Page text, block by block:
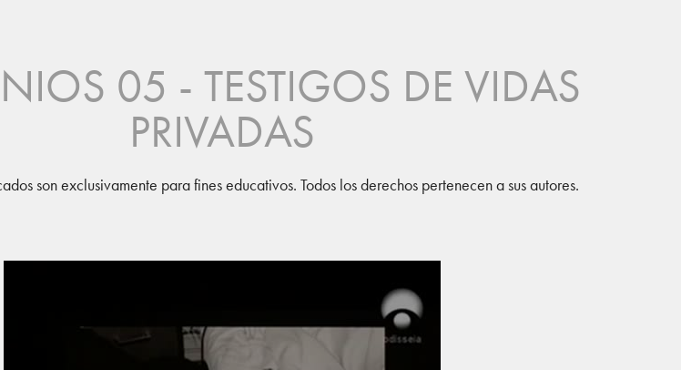
05 - TESTIGOS DE VIDAS
PRIVADAS
son exclusivamente para fines educativos. Todos los derechos pertenecen a sus autores.